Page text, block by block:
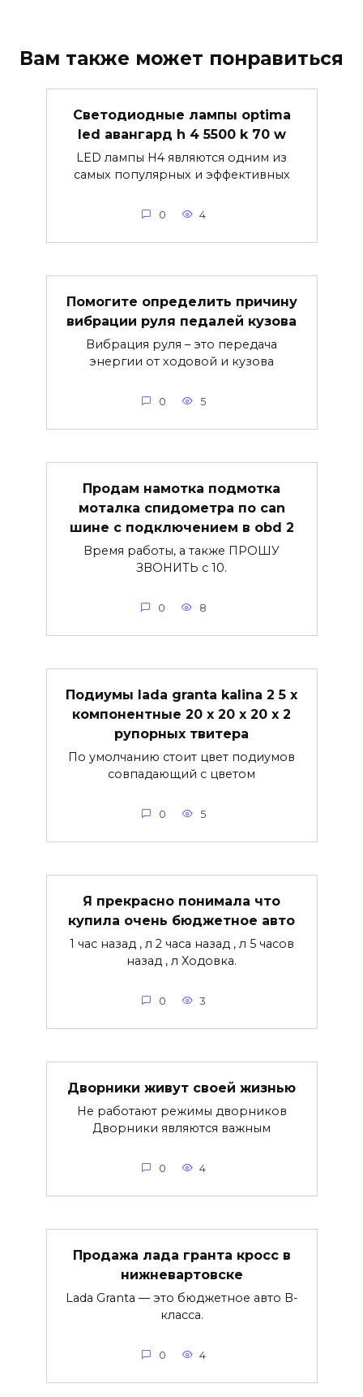
Вам также может понравиться
Светодиодные лампы optima
led авангард h 4 5500 k 70 w
LED лампы H4 являются одним из
самых популярных и эффективных
0 4
Помогите определить причину
вибрации руля педалей кузова
Вибрация руля – это передача
энергии от ходовой и кузова
0 5
Продам намотка подмотка
моталка спидометра по can
шине с подключением в obd 2
Время работы, а также ПРОШУ
ЗВОНИТЬ с 10.
0 8
Подиумы lada granta kalina 2 5 х
компонентные 20 х 20 х 20 х 2
рупорных твитера
По умолчанию стоит цвет подиумов
совпадающий с цветом
0 5
Я прекрасно понимала что
купила очень бюджетное авто
1 час назад , л 2 часа назад , л 5 часов
назад , л Ходовка.
0 3
Дворники живут своей жизнью
Не работают режимы дворников
Дворники являются важным
0 4
Продажа лада гранта кросс в
нижневартовске
Lada Granta — это бюджетное авто B-
класса.
0 4